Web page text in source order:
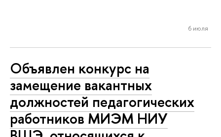
6 июля
Объявлен конкурс на
замещение вакантных
должностей педагогических
работников МИЭМ НИУ